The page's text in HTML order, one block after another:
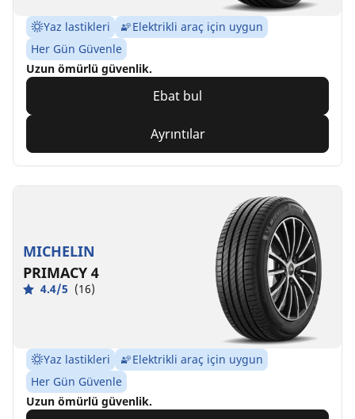
Yaz lastikleri
Elektrikli araç için uygun
Her Gün Güvenle
Uzun ömürlü güvenlik.
Ebat bul
Ayrıntılar
MICHELIN
PRIMACY 4
4.4/5 (16)
Yaz lastikleri
Elektrikli araç için uygun
Her Gün Güvenle
Uzun ömürlü güvenlik.